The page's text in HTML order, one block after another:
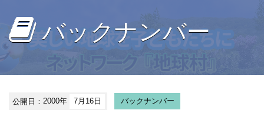
バックナンバー
公開日：2000年 7月16日 バックナンバー